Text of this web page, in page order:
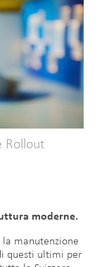
Rollout
moderne.​
manutenzione
questi ultimi per